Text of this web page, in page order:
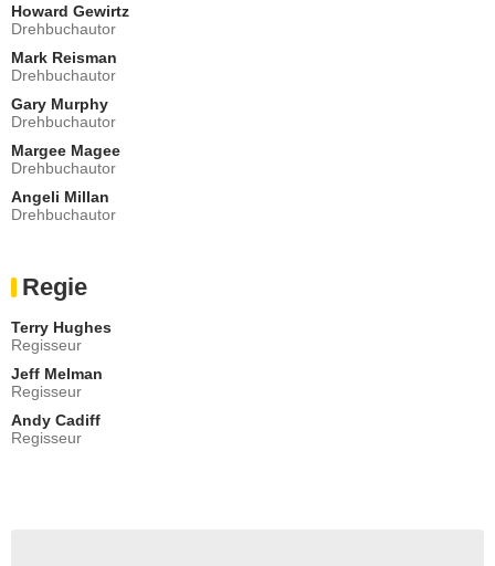
Caren Dupree
- Episode :8
Arden Myrin
Stacy
- Episode :9
Travis Willingham
Eric
- Episode :13
Steve Lewis
Fred
Donny Lutz
Bob Clendenin
Arnie
- Episode :17
Steve
- Episode :
Howard Gewirtz
Drehbuchautor
Mark Reisman
Drehbuchautor
Gary Murphy
Drehbuchautor
Margee Magee
Drehbuchautor
Angeli Millan
Drehbuchautor
Regie
Terry Hughes
Regisseur
Jeff Melman
Regisseur
Andy Cadiff
Regisseur